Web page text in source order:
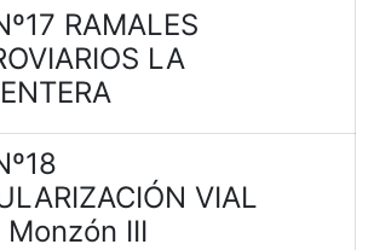
RAMALES
LA
VIAL
Monzón III